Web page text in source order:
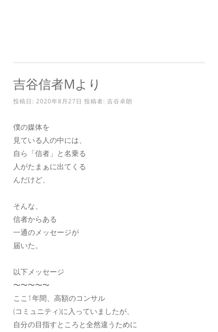
吉谷信者Mより
投稿日: 2020年8月27日 投稿者: 吉谷卓朗
僕の媒体を
見ている人の中には、
自ら「信者」と名乗る
人がたまぁに出てくる
んだけど、
そんな、
信者からある
一通のメッセージが
届いた。
以下メッセージ
〜〜〜〜〜
ここ1年間、高額のコンサル
(コミュニティ)に入っていましたが、
自分の目指すところと全然違うために